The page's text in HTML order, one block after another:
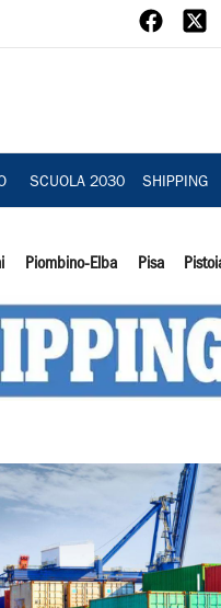
SCUOLA 2030 SHIPPING
Piombino-Elba Pisa